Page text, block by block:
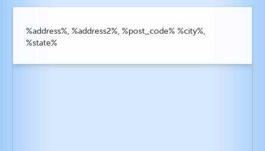
%address%, %address2%, %post_code% %city%,
%state%